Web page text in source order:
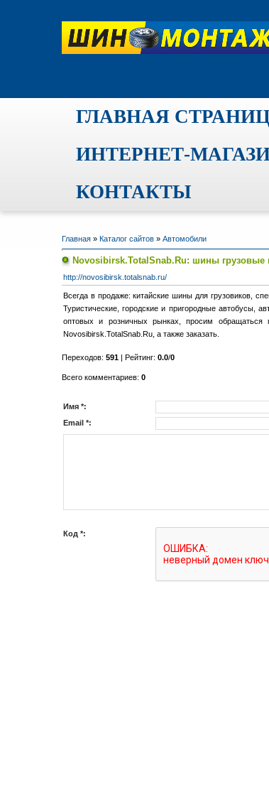
ГЛАВНАЯ
ИНТЕРНЕТ-
КОНТАКТЫ
Главная » Каталог сайтов » Автомобили
Novosibirsk.TotalSnab.Ru: шины грузовые
http://novosibirsk.totalsnab.ru/
Всегда в продаже: китайские шины для грузовиков,
Туристические, городские и пригородные автобусы,
оптовых и розничных рынках, просим
Novosibirsk.TotalSnab.Ru, а также заказать.
Переходов: 591 | Рейтинг: 0.0/0
Всего комментариев: 0
Имя *:
Email *:
Код *: